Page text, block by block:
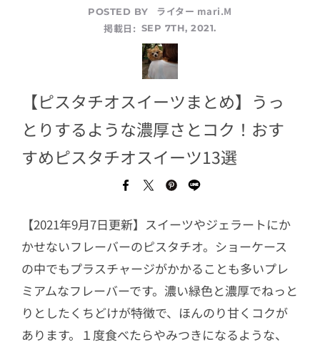
POSTED BY
ライター mari.M
掲載日: SEP 7TH, 2021.
【ピスタチオスイーツまとめ】うっ
とりするような濃厚さとコク！おす
すめピスタチオスイーツ13選
【2021年9月7日更新】スイーツやジェラートにか
かせないフレーバーのピスタチオ。ショーケース
の中でもプラスチャージがかかることも多いプレ
ミアムなフレーバーです。濃い緑色と濃厚でねっと
りとしたくちどけが特徴で、ほんのり甘くコクが
あります。１度食べたらやみつきになるような、